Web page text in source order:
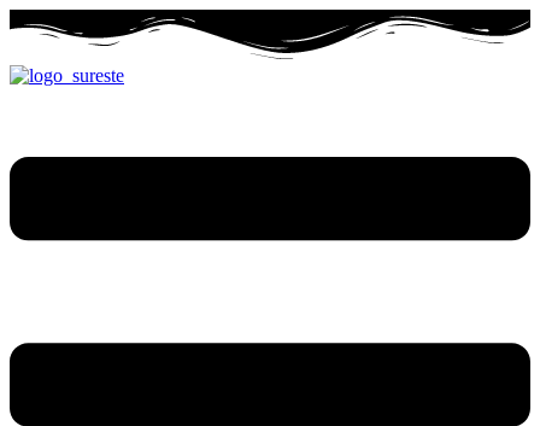
contenido